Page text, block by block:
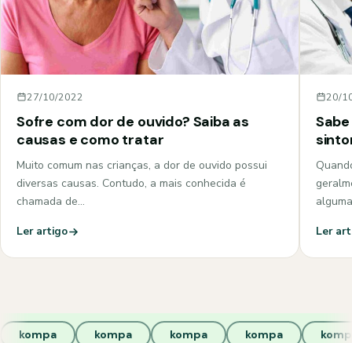
27/10/2022
Sofre com dor de ouvido? Saiba as
causas e como tratar
Muito comum nas crianças, a dor de ouvido possui
diversas causas. Contudo, a mais conhecida é
chamada de…
Ler artigo
20/
Ler
kompa kompa kompa kompa